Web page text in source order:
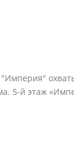
5-й этаж